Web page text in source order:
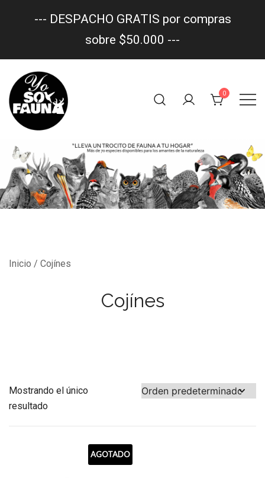
contenido
yo soy fauna
Un trocito de fauna en tu hogar
0
Inicio / Cojínes
Cojínes
Mostrando el único
resultado
AGOTADO
--- DESPACHO GRATIS por compras
sobre $50.000 ---